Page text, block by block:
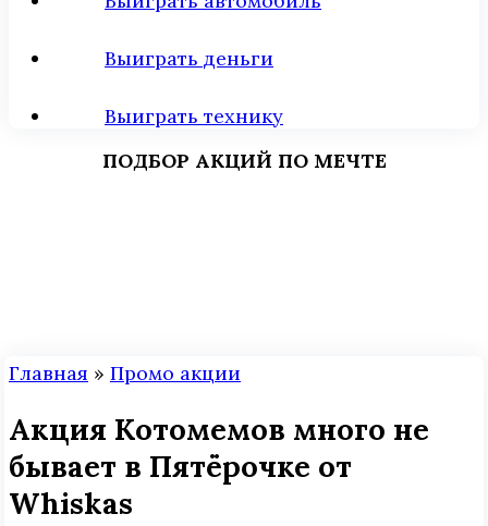
Выиграть деньги
Выиграть технику
ПОДБОР АКЦИЙ ПО МЕЧТЕ
Главная » Промо акции
Акция Котомемов много не
бывает в Пятёрочке от
Whiskas